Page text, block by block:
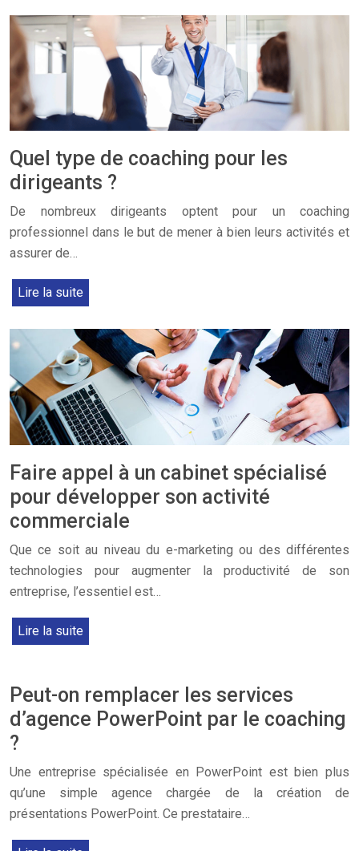
Quel type de coaching pour les
dirigeants ?
De nombreux dirigeants optent pour un coaching
professionnel dans le but de mener à bien leurs activités et
assurer de…
Lire la suite
Faire appel à un cabinet spécialisé
pour développer son activité
commerciale
Que ce soit au niveau du e-marketing ou des différentes
technologies pour augmenter la productivité de son
entreprise, l’essentiel est…
Lire la suite
Peut-on remplacer les services
d’agence PowerPoint par le coaching
?
Une entreprise spécialisée en PowerPoint est bien plus
qu’une simple agence chargée de la création de
présentations PowerPoint. Ce prestataire…